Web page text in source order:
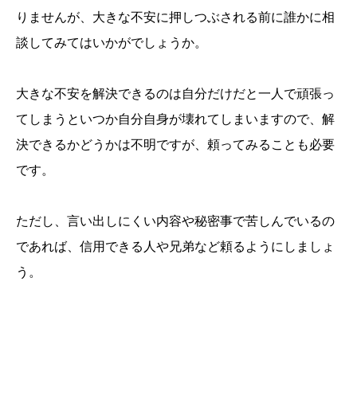
りませんが、大きな不安に押しつぶされる前に誰かに相
談してみてはいかがでしょうか。
大きな不安を解決できるのは自分だけだと一人で頑張っ
てしまうといつか自分自身が壊れてしまいますので、解
決できるかどうかは不明ですが、頼ってみることも必要
です。
ただし、言い出しにくい内容や秘密事で苦しんでいるの
であれば、信用できる人や兄弟など頼るようにしましょ
う。